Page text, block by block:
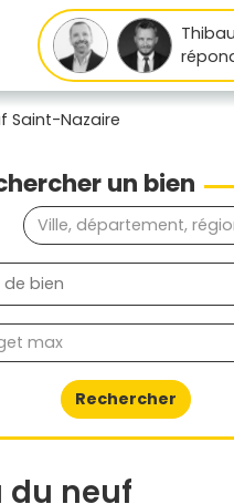
Saint-Nazaire
un bien
Rechercher
du neuf